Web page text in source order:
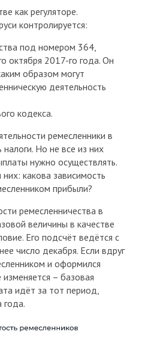
как регуляторе.
контролируется:
под номером 364,
октября 2017-го года. Он
образом могут
деятельность
кодекса.
ремесленники в
Но не все из них
нужно осуществлять.
какова зависимость
прибыли?
ремесленничества в
величины в качестве
Его подсчёт ведётся с
число декабря. Если вдруг
и оформился
– базовая
идёт за тот период,
года.